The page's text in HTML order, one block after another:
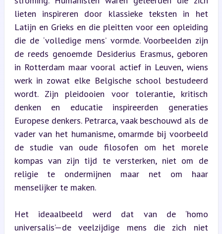
lieten inspireren door klassieke teksten in het
Latijn en Grieks en die pleitten voor een opleiding
die de ‘volledige mens’ vormde. Voorbeelden zijn
de reeds genoemde Desiderius Erasmus, geboren
in Rotterdam maar vooral actief in Leuven, wiens
werk in zowat elke Belgische school bestudeerd
wordt. Zijn pleidooien voor tolerantie, kritisch
denken en educatie inspireerden generaties
Europese denkers. Petrarca, vaak beschouwd als de
vader van het humanisme, omarmde bij voorbeeld
de studie van oude filosofen om het morele
kompas van zijn tijd te versterken, niet om de
religie te ondermijnen maar net om haar
menselijker te maken.
Het ideaalbeeld werd dat van de ‘homo
universalis’—de veelzijdige mens die zich niet